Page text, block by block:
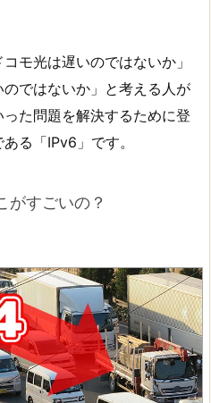
モ光は遅いのではないか」
のではないか」と考える人が
た問題を解決するために登
る「IPv6」です。
がすごいの？